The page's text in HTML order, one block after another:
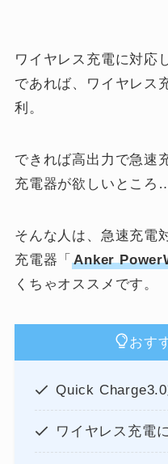
ワイヤレス充電に対応
であれば、ワイヤレス
利。
できれば高出力で急速
充電器が欲しいところ
そんな人は、急速充電
充電器「Anker
くちゃオススメです。
おす
Quick
ワイヤレス充電